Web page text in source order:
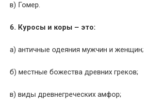
в) Гомер.
6. Куросы и коры – это:
а) античные одеяния мужчин и женщин;
б) местные божества древних греков;
в) виды древнегреческих амфор;